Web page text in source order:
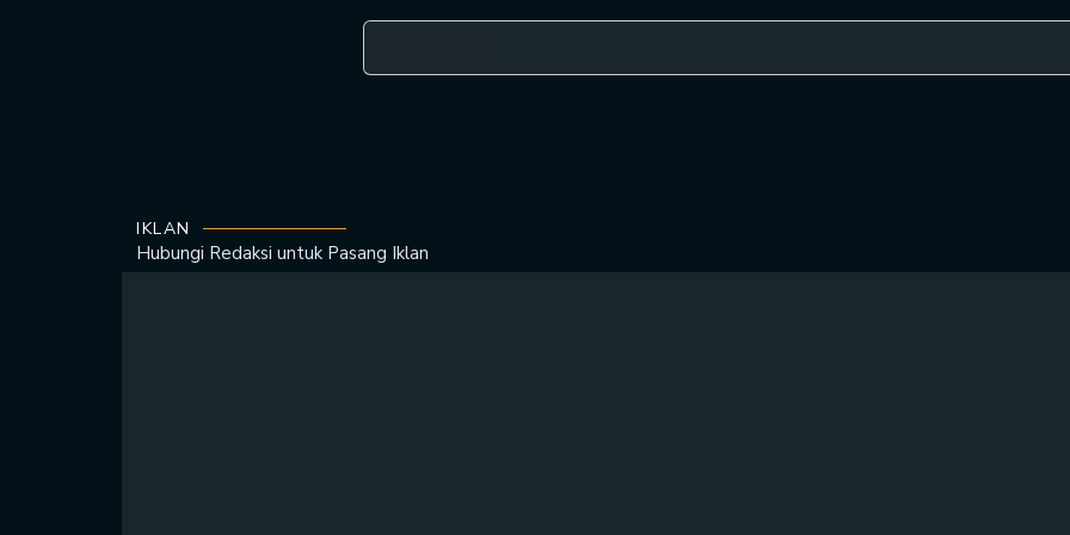
IKLAN
Hubungi Redaksi untuk Pasang Iklan